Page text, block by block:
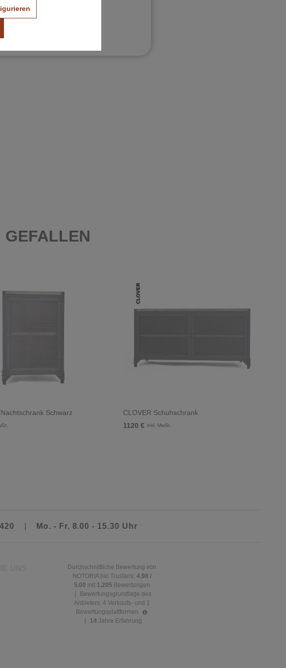
GEFALLEN
Schwarz
CLOVER
CLOVER Schuhschrank
1120 € inkl. MwSt.
Mo. - Fr. 8.00 - 15.30 Uhr
Durchschnittliche Bewertung von
NOTORIA bei Trustami: 4.98 /
5.00 mit 1.205 Bewertungen
Bewertungsgrundlage des
Anbieters: 4 Verkaufs- und 1
Bewertungsplattformen
14 Jahre Erfahrung
ansehen